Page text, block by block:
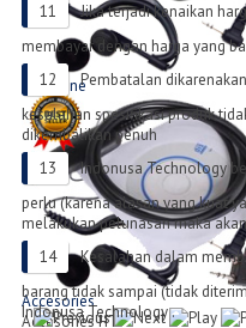
Earphone
Jenis Tipe Earphone
Accesories
Accesories HT
Jika terjadi kenaikan
membayar dengan harga yang
Pembatalan
kesalahan spesifikasi produk
dikembalikan penuh
Indonusa Technology
perlu (karena alasan yang kuat
melakukan pelunasan maka
Kesalahan dalam
barang tidak sampai (tidak
Indonusa Technology .